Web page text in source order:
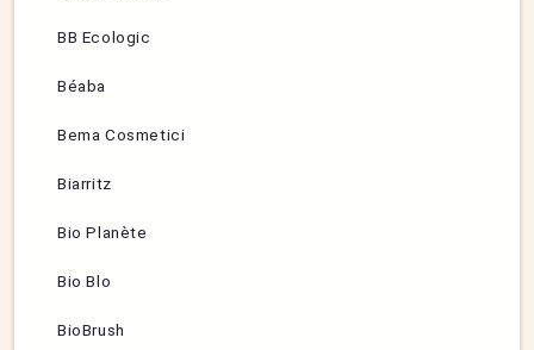
BB Ecologic
Béaba
Bema Cosmetici
Biarritz
Bio Planète
Bio Blo
BioBrush